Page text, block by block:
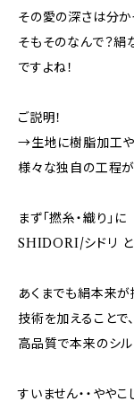
その愛の深さは分か
そもそのなんで？絹
ですよね！
ご説明！
→生地に樹脂加工や
様々な独自の工程
まず「撚糸・織り」に
SHIDORI/シドリ
あくまでも絹本来
技術を加えることで
高品質で本来のシル
すいません・・ややこ